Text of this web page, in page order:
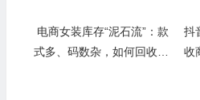
电商女装库存“泥石流”：款
式多、码数杂，如何回收变
抖
收